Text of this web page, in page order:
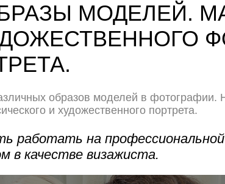
МОДЕЛЕЙ.
образов моделей в фотографии.
и художественного портрета.
работать на
в качестве визажиста.